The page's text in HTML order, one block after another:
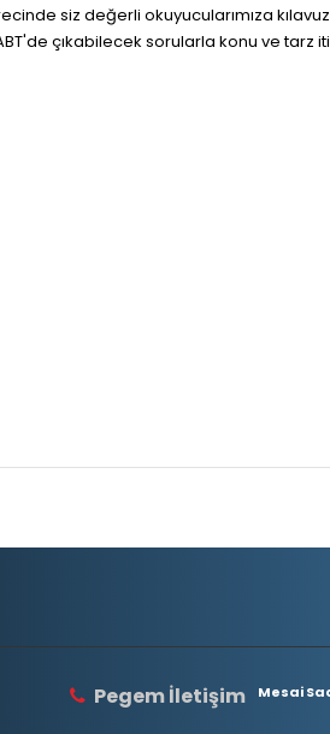
siz değerli okuyucularımıza
çıkabilecek sorularla konu ve tarz
Pegem İletişim Mesai